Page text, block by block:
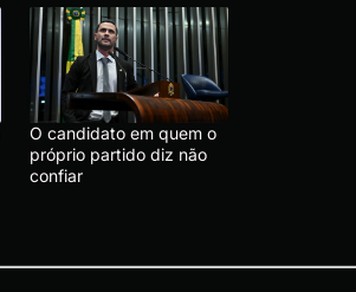
O candidato em quem o
próprio partido diz não
confiar